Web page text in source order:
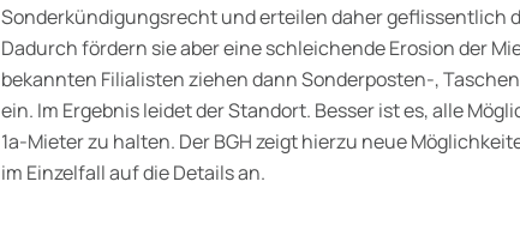
Sonderkündigungsrecht und erteilen daher geflissentlich
Dadurch fördern sie aber eine schleichende Erosion der
bekannten Filialisten ziehen dann Sonderposten-,
ein. Im Ergebnis leidet der Standort. Besser ist es, alle
1a-Mieter zu halten. Der BGH zeigt hierzu neue
im Einzelfall auf die Details an.